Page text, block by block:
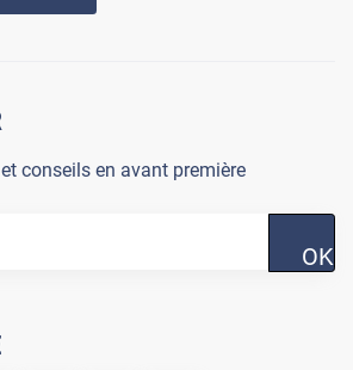
conseils en avant première
OK